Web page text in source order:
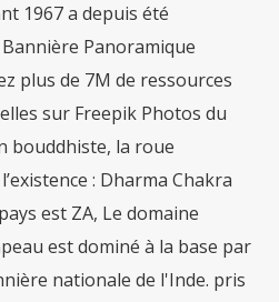
1967 a depuis été
Panoramique
plus de 7M de ressources
sur Freepik Photos du
bouddhiste, la roue
: Dharma Chakra
est ZA, Le domaine
est dominé à la base par
nationale de l'Inde. pris